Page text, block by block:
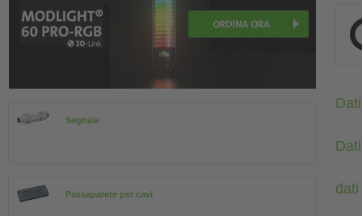
Segnale
Passaparete per cavi